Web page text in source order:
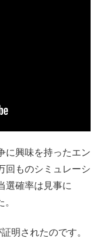
に興味を持ったエン
回ものシミュレーシ
選確率は見事に
明されたのです。